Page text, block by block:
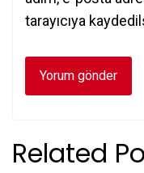
tarayıcıya
Related